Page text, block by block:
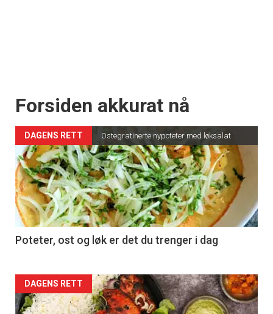
Forsiden akkurat nå
DAGENS RETT Ostegratinerte nypoteter med løksalat
Poteter, ost og løk er det du trenger i dag
Forsiden
DAGENS RETT